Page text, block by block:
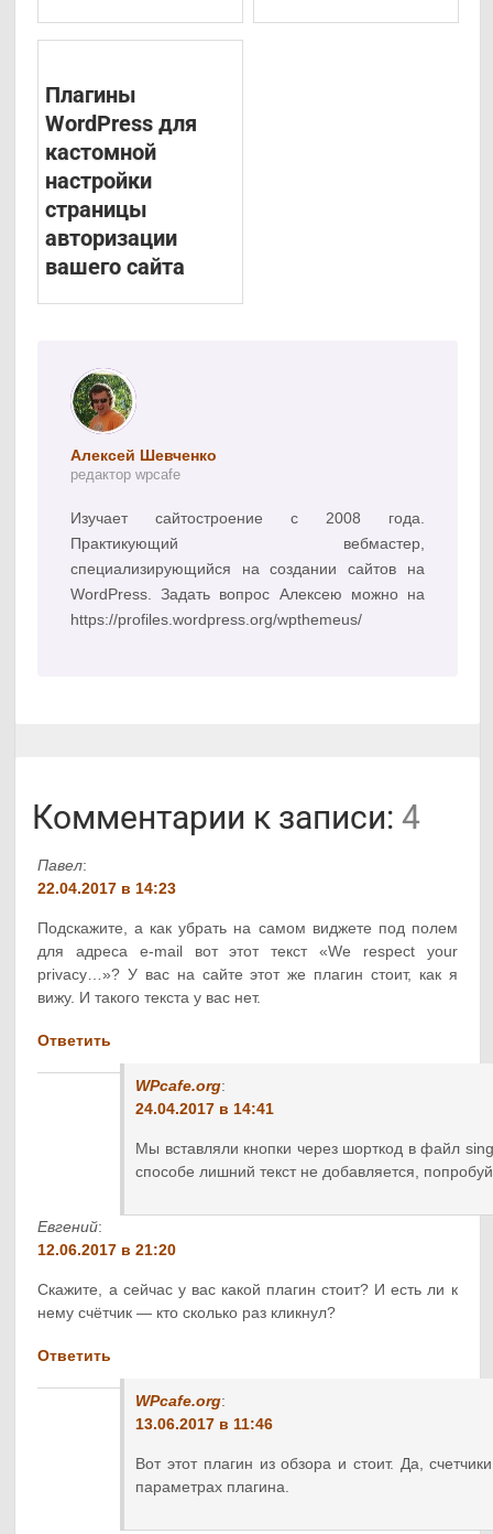
Плагины
WordPress для
кастомной
настройки
страницы
авторизации
вашего сайта
Алексей Шевченко
редактор wpcafe
Изучает сайтостроение с 2008 года.
Практикующий вебмастер,
специализирующийся на создании сайтов на
WordPress. Задать вопрос Алексею можно на
https://profiles.wordpress.org/wpthemeus/
Комментарии к записи:4
Павел:
22.04.2017 в 14:23
Подскажите, а как убрать на самом виджете под полем
для адреса e-mail вот этот текст «We respect your
privacy…»? У вас на сайте этот же плагин стоит, как я
вижу. И такого текста у вас нет.
Ответить
WPcafe.org:
24.04.2017 в 14:41
Мы вставляли кнопки через шорткод в файл
способе лишний текст не добавляется,
Евгений:
12.06.2017 в 21:20
Скажите, а сейчас у вас какой плагин стоит? И есть ли к
нему счётчик — кто сколько раз кликнул?
Ответить
WPcafe.org:
13.06.2017 в 11:46
Вот этот плагин из обзора и стоит. Да,
параметрах плагина.